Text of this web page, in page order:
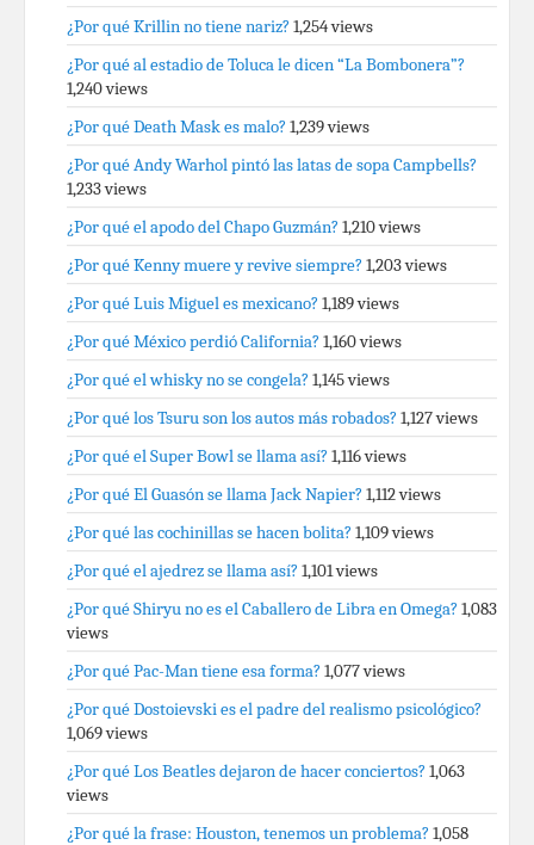
¿Por qué Krillin no tiene nariz? 1,254 views
¿Por qué al estadio de Toluca le dicen “La Bombonera”?
1,240 views
¿Por qué Death Mask es malo? 1,239 views
¿Por qué Andy Warhol pintó las latas de sopa Campbells?
1,233 views
¿Por qué el apodo del Chapo Guzmán? 1,210 views
¿Por qué Kenny muere y revive siempre? 1,203 views
¿Por qué Luis Miguel es mexicano? 1,189 views
¿Por qué México perdió California? 1,160 views
¿Por qué el whisky no se congela? 1,145 views
¿Por qué los Tsuru son los autos más robados? 1,127 views
¿Por qué el Super Bowl se llama así? 1,116 views
¿Por qué El Guasón se llama Jack Napier? 1,112 views
¿Por qué las cochinillas se hacen bolita? 1,109 views
¿Por qué el ajedrez se llama así? 1,101 views
¿Por qué Shiryu no es el Caballero de Libra en Omega? 1,083
views
¿Por qué Pac-Man tiene esa forma? 1,077 views
¿Por qué Dostoievski es el padre del realismo psicológico?
1,069 views
¿Por qué Los Beatles dejaron de hacer conciertos? 1,063
views
¿Por qué la frase: Houston, tenemos un problema? 1,058